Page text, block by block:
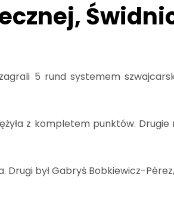
5 rund systemem
z kompletem punktów.
Drugi był Gabryś Bobkiewicz-